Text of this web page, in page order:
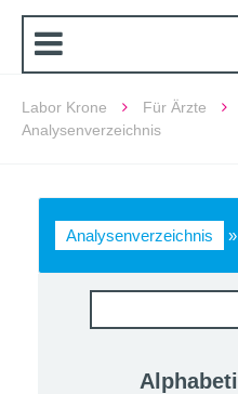
Labor Krone Für Ärzte
Analysenverzeichnis
Analysenverzeichnis »